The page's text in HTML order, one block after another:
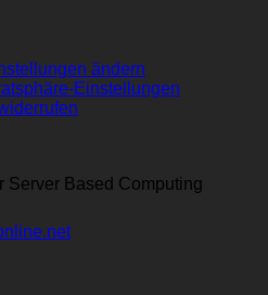
ändern
Einstellungen
Server Based Computing